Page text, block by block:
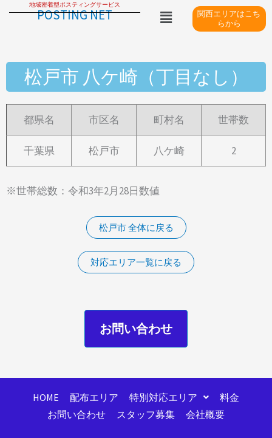
ス
ッ
POSTING NET
地域密着型ポスティングサービス メ
ニ
関西エリアはこち
らから
松戸市 八ケ崎（丁目なし）
都県名 市区名 町村名 世帯数
千葉県 松戸市 八ケ崎 2
※世帯総数：令和3年2月28日数値
松戸市 全体に戻る
対応エリア一覧に戻る
お問い合わせ
HOME 配布エリア 特別対応エリア
料金
お問い合わせ
スタッフ募集 会社概要